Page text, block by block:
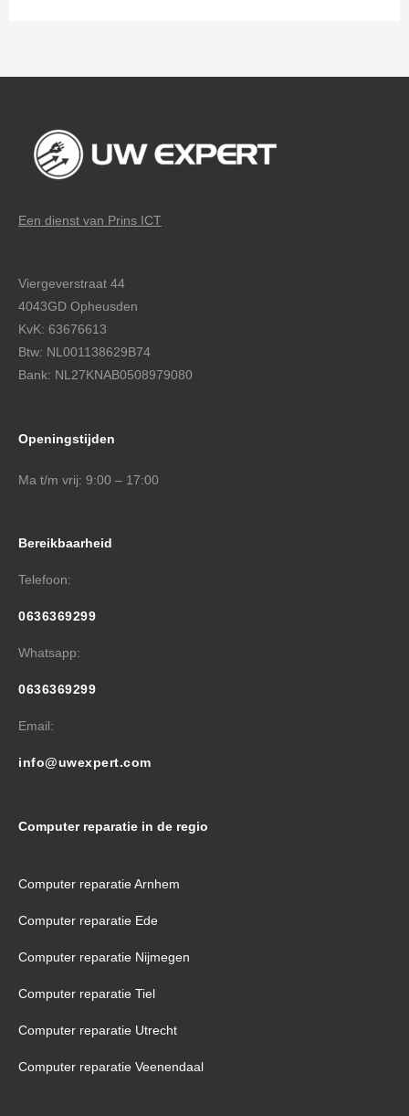
Een dienst van Prins ICT
Viergeverstraat 44
4043GD Opheusden
KvK: 63676613
Btw: NL001138629B74
Bank: NL27KNAB0508979080
Openingstijden
Ma t/m vrij: 9:00 – 17:00
Bereikbaarheid
Telefoon:
0636369299
Whatsapp:
0636369299
Email:
info@uwexpert.com
Computer reparatie in de regio
Computer reparatie Arnhem
Computer reparatie Ede
Computer reparatie Nijmegen
Computer reparatie Tiel
Computer reparatie Utrecht
Computer reparatie Veenendaal